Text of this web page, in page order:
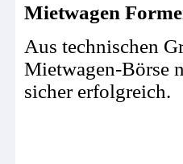
Mietwagen
Aus technischen
Mietwagen-Börse
sicher erfolgreich.